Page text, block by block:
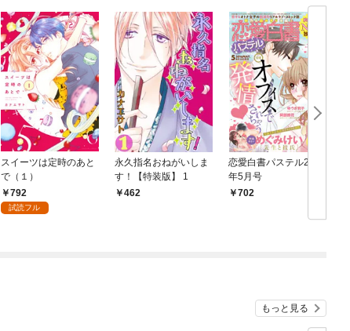
スイーツは定時のあと
で（１）
792
試読フル
永久指名おねがいしま
す！【特装版】 1
462
恋愛白書パステル2016
年5月号
702
もっと見る